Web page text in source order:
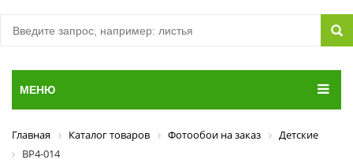
МЕНЮ
Главная Каталог товаров Фотообои на заказ
Детские
ВР4-014